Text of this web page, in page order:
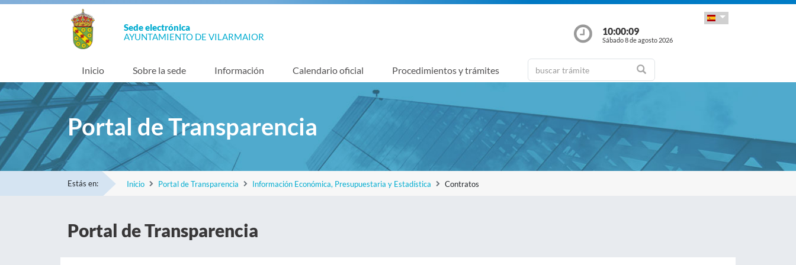
Sede electrónica
AYUNTAMIENTO DE VILARMAIOR
10:00:10
Sábado 8 de agosto 2026
Inicio Sobre la sede Información Calendario oficial Procedimientos y trámites
Portal de Transparencia
Estás en: Inicio Portal de Transparencia Información Económica, Presupuestaria y Estadística Contratos
Portal de Transparencia